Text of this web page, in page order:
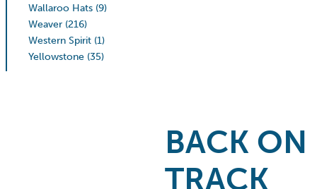
Wallaroo Hats (9)
Weaver (216)
Western Spirit (1)
Yellowstone (35)
BACK ON
TRACK